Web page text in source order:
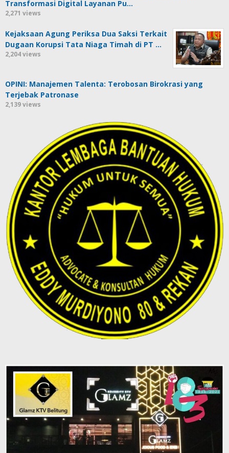
Transformasi Digital Layanan Pu…
2,271 views
Kejaksaan Agung Periksa Dua Saksi Terkait
Dugaan Korupsi Tata Niaga Timah di PT …
2,204 views
OPINI: Manajemen Talenta: Terobosan Birokrasi yang
Terjebak Patronase
2,139 views